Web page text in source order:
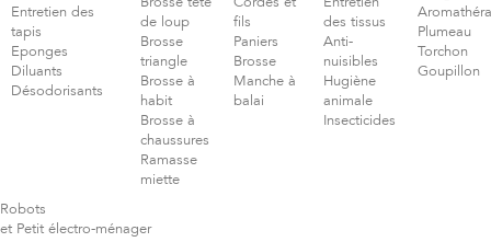
Entretien des
tapis
Eponges
Diluants
Désodorisants
de loup
Brosse
triangle
Brosse à
habit
Brosse à
chaussures
Ramasse
miette
fils
Paniers
Brosse
Manche à
balai
des tissus
Anti-
nuisibles
Hugiène
animale
Insecticides
Plumeau
Torchon
Goupillon
Robots
et Petit électro-ménager